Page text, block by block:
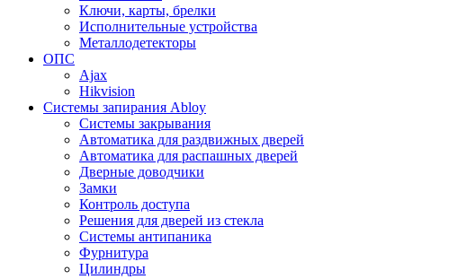
Ключи, карты, брелки
Исполнительные устройства
Металлодетекторы
ОПС
Ajax
Hikvision
Системы запирания Abloy
Cистемы закрывания
Автоматика для раздвижных дверей
Автоматика для распашных дверей
Дверные доводчики
Замки
Контроль доступа
Решения для дверей из стекла
Системы антипаника
Фурнитура
Цилиндры